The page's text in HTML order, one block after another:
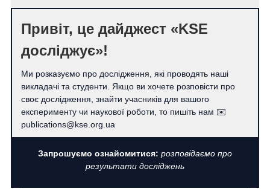
Привіт, це дайджест «KSE
досліджує»!
Ми розказуємо про дослідження, які проводять наші
викладачі та студенти. Якщо ви хочете розповісти про
своє дослідження, знайти учасників для вашого
експерименту чи наукової роботи, то пишіть нам ✉️
publications@kse.org.ua
Запрошуємо ознайомитися: розповідаємо про
результати досліджень